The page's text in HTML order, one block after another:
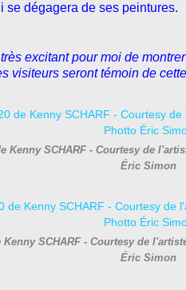
se dégagera de ses peintures.
excitant pour moi de
visiteurs seront témoin de
Kenny SCHARF - Courtesy de
Éric Simon
Kenny SCHARF - Courtesy de
Éric Simon